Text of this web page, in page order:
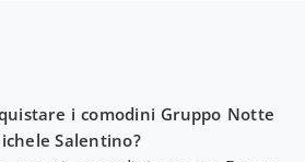
i comodini Gruppo Notte
Salentino?